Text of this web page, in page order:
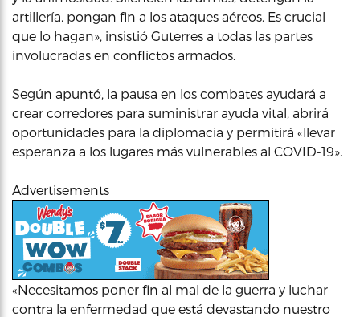
artillería, pongan fin a los ataques aéreos. Es crucial
que lo hagan», insistió Guterres a todas las partes
involucradas en conflictos armados.
Según apuntó, la pausa en los combates ayudará a
crear corredores para suministrar ayuda vital, abrirá
oportunidades para la diplomacia y permitirá «llevar
esperanza a los lugares más vulnerables al COVID-19».
Advertisements
«Necesitamos poner fin al mal de la guerra y luchar
contra la enfermedad que está devastando nuestro